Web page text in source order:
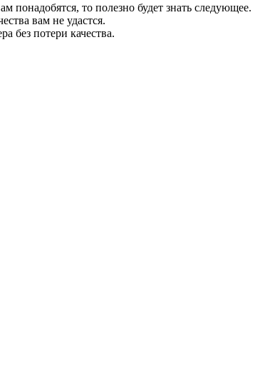
понадобятся, то полезно будет знать следующее.
вам не удастся.
без потери качества.